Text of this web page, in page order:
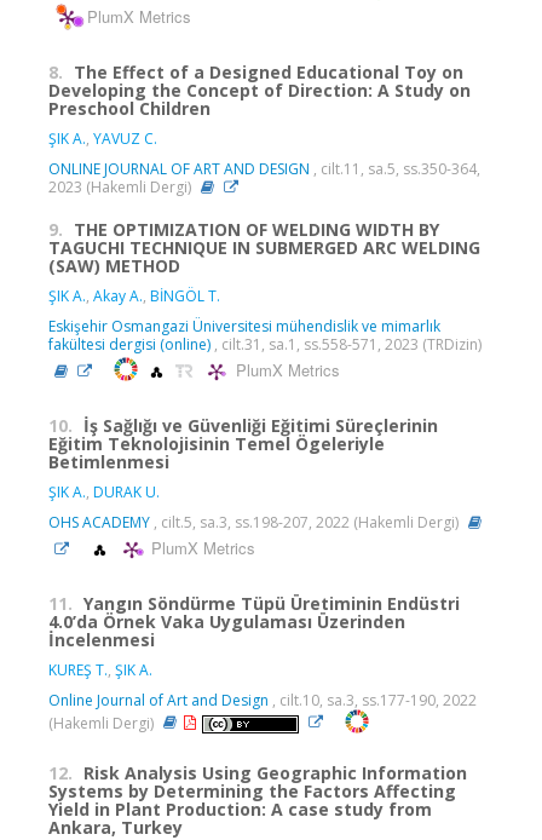
PlumX Metrics
8. The Effect of a Designed Educational Toy on
Developing the Concept of Direction: A Study on
Preschool Children
ŞIK A., YAVUZ C.
ONLINE JOURNAL OF ART AND DESIGN , cilt.11, sa.5, ss.350-364,
2023 (Hakemli Dergi)
9. THE OPTIMIZATION OF WELDING WIDTH BY
TAGUCHI TECHNIQUE IN SUBMERGED ARC WELDING
(SAW) METHOD
ŞIK A., Akay A., BİNGÖL T.
Eskişehir Osmangazi Üniversitesi mühendislik ve mimarlık
fakültesi dergisi (online) , cilt.31, sa.1, ss.558-571, 2023 (TRDizin)
PlumX Metrics
10. İş Sağlığı ve Güvenliği Eğitimi Süreçlerinin
Eğitim Teknolojisinin Temel Ögeleriyle
Betimlenmesi
ŞIK A., DURAK U.
OHS ACADEMY , cilt.5, sa.3, ss.198-207, 2022 (Hakemli Dergi)
PlumX Metrics
11. Yangın Söndürme Tüpü Üretiminin Endüstri
4.0’da Örnek Vaka Uygulaması Üzerinden
İncelenmesi
KUREŞ T., ŞIK A.
Online Journal of Art and Design , cilt.10, sa.3, ss.177-190, 2022
(Hakemli Dergi)
12. Risk Analysis Using Geographic Information
Systems by Determining the Factors Affecting
Yield in Plant Production: A case study from
Ankara, Turkey